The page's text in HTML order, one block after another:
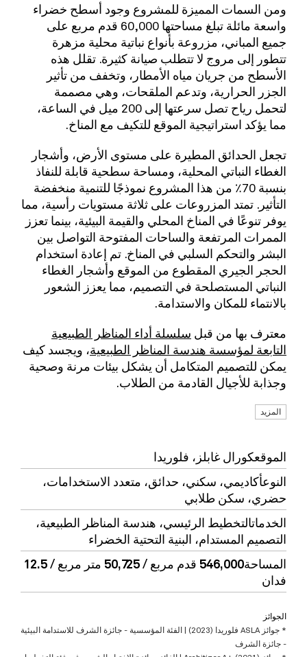
ومن السمات المميزة للمشروع وجود أسطح خضراء
واسعة مائلة تبلغ مساحتها 60,000 قدم مربع على
جميع المباني، مزروعة بأنواع نباتية محلية مزهرة
تتطور إلى مروج لا تتطلب صيانة كثيرة. تقلل هذه
الأسطح من جريان مياه الأمطار، وتخفف من تأثير
الجزر الحرارية، وتدعم الملقحات، وهي مصممة
لتحمل رياح تصل سرعتها إلى 200 ميل في الساعة،
مما يؤكد استراتيجية الموقع للتكيف مع المناخ.
تجعل الحدائق المطيرة على مستوى الأرض، وأشجار
الغطاء النباتي المحلية، ومساحة سطحية قابلة للنفاذ
بنسبة 70٪ من هذا المشروع نموذجًا للتنمية منخفضة
التأثير. تمتد المزروعات على ثلاثة مستويات رأسية، مما
يوفر تنوعًا في المناخ المحلي والقيمة البيئية، بينما تعزز
الممرات المرتفعة والساحات المفتوحة التواصل بين
البشر والتحكم السلبي في المناخ. تم إعادة استخدام
الحجر الجيري المقطوع من الموقع وأشجار الغطاء
النباتي المستصلحة في التصميم، مما يعزز الشعور
بالانتماء للمكان والاستدامة.
معترف بها من قبل سلسلة أداء المناظر الطبيعية
التابعة لمؤسسة هندسة المناظر الطبيعية، ويجسد كيف
يمكن للتصميم المتكامل أن يشكل بيئات مرنة وصحية
وجذابة للأجيال القادمة من الطلاب.
المزيد
الموقعكورال غابلز، فلوريدا
النوعأكاديمي، سكني، حدائق، متعدد الاستخدامات،
حضري، سكن طلابي
الخدماتالتخطيط الرئيسي، هندسة المناظر الطبيعية،
التصميم المستدام، البنية التحتية الخضراء
المساحة
546,000 قدم مربع / 50,725 متر مربع / 12.5
فدان
الجوائز
* جوائز ASLA فلوريدا (2023) | الفئة المؤسسية - جائزة الشرف للاستدامة البيئية
- جائزة الشرف